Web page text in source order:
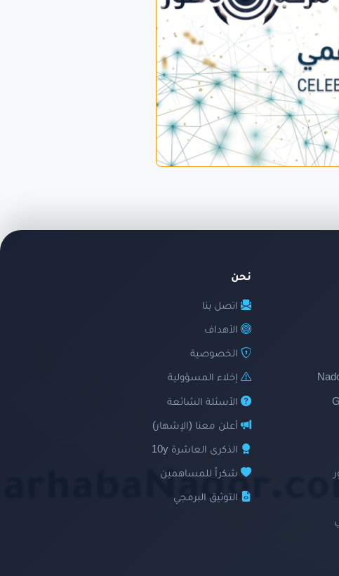
نحن
اتصل بنا
الأهداف
الخصوصية
إخلاء المسؤولية
الأسئلة الشائعة
أعلن معنا (الإشهار)
الذكرى العاشرة 10y
شكراً للمساهمين
التوثيق البرمجي